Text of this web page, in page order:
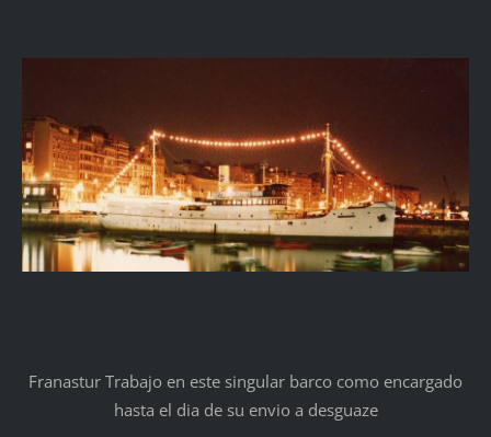
Franastur Trabajo en este singular barco como encargado
hasta el dia de su envio a desguaze